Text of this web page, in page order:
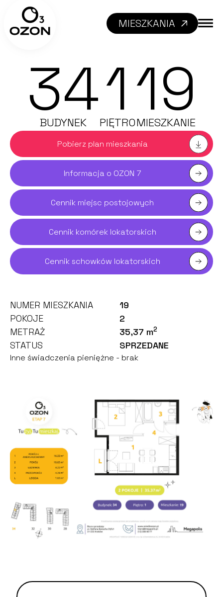
MIESZKANIA
34
BUDYNEK 1
PIĘTRO19
MIESZKANIE
Pobierz plan mieszkania
Informacja o OZON 7
Cennik miejsc postojowych
Cennik komórek lokatorskich
Cennik schowków lokatorskich
NUMER MIESZKANIA
19
POKOJE
2
METRAŻ
35,37 m2
STATUS SPRZEDANE
Inne świadczenia pieniężne - brak